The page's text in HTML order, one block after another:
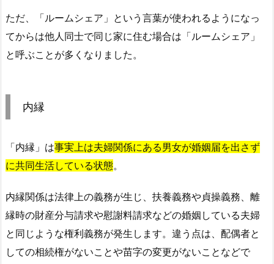
ただ、「ルームシェア」という言葉が使われるようになっ
てからは他人同士で同じ家に住む場合は「ルームシェア」
と呼ぶことが多くなりました。
内縁
「内縁」は事実上は夫婦関係にある男女が婚姻届を出さず
に共同生活している状態。
内縁関係は法律上の義務が生じ、扶養義務や貞操義務、離
縁時の財産分与請求や慰謝料請求などの婚姻している夫婦
と同じような権利義務が発生します。違う点は、配偶者と
しての相続権がないことや苗字の変更がないことなどで